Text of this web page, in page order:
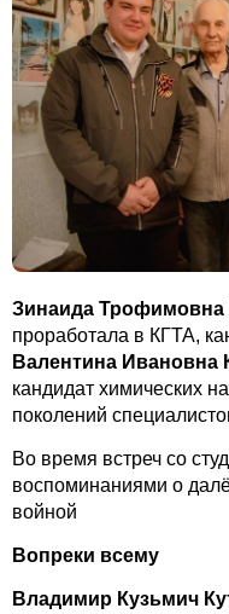
Зинаида
проработала в КГТА,
Валентина Ивановна
кандидат химических
поколений
Во время встреч со
воспоминаниями о
войной
Вопреки всему
Владимир Кузьмич